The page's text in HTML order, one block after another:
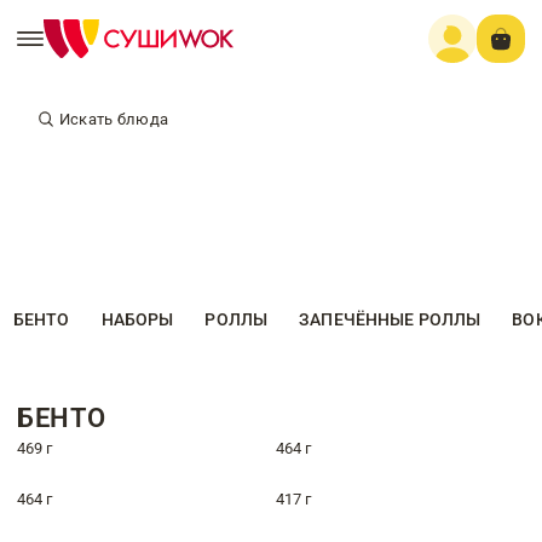
Искать блюда
БЕНТО НАБОРЫ РОЛЛЫ ЗАПЕЧЁННЫЕ РОЛЛЫ
БЕНТО
469 г 464 г
464 г 417 г